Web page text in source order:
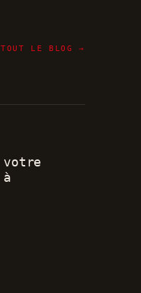
TOUT LE BLOG →
votre